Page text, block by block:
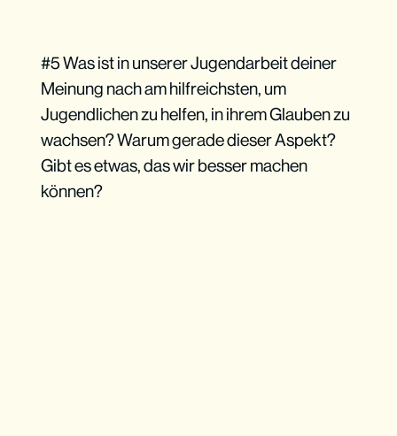
#5 Was ist in unserer Jugendarbeit deiner
Meinung nach am hilfreichsten, um
Jugendlichen zu helfen, in ihrem Glauben zu
wachsen? Warum gerade dieser Aspekt?
Gibt es etwas, das wir besser machen
können?